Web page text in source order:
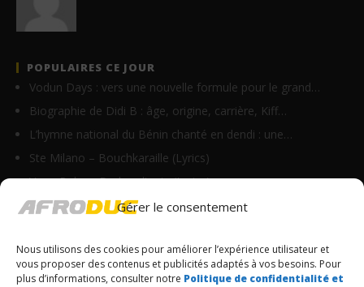
Gérer le consentement
Nous utilisons des cookies pour améliorer l’expérience utilisateur et
vous proposer des contenus et publicités adaptés à vos besoins. Pour
plus d’informations, consulter notre Politique de confidentialité et
POPULAIRES CE JOUR
Vodun Days : vers une nouvelle formule pour le grand…
Biographie de Didi B : âge, origine, carrière, Kiff…
L’hymne national du Bénin chanté en dendi : une…
Ste Milano – Bouchkaraille (Lyrics)
Vano Baby – Do bandi min (Lyrics)
Christian Mukuna – Tu m’as fait du bien (Lyrics)
Résidences artistiques à Paris : l’Institut…
Festival des Masques 2026 : Porto-Novo célèbre le…